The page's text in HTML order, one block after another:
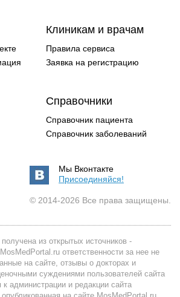
Клиникам и врачам
Правила сервиса
Заявка на регистрацию
Справочники
Справочник пациента
Справочник заболеваний
Мы Вконтакте
Присоединяйся!
© 2014-2026 Все права защищены.
из открытых источников -
ответственности за нее не
на сайте, отзывы о докторах и
суждениями пользователей сайта
администрации и редакции сайта